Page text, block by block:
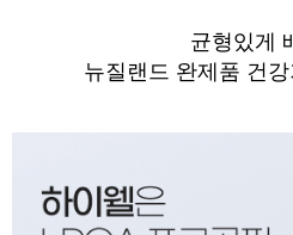
균형있게
뉴질랜드 완제품 건